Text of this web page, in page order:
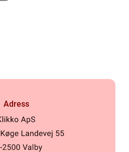
Adress